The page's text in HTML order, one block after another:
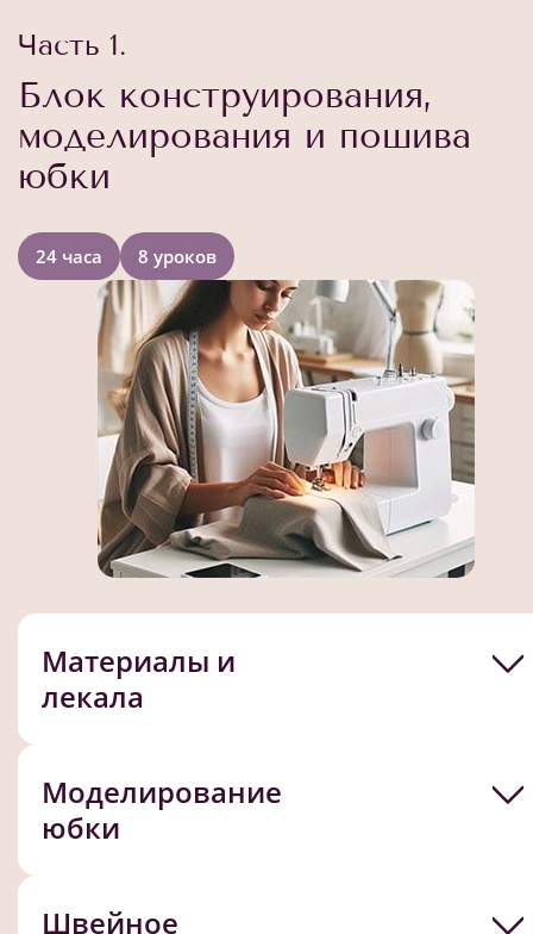
Часть 1.
Блок конструирования,
моделирования и пошива
юбки
24 часа 8 уроков
Материалы и
лекала
Моделирование
юбки
Швейное